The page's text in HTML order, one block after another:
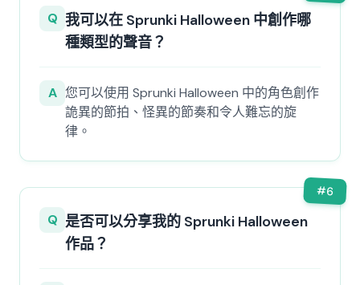
Q 我可以在 Sprunki Halloween 中創作哪
種類型的聲音？
A 您可以使用 Sprunki Halloween 中的角色創作
詭異的節拍、怪異的節奏和令人難忘的旋
律。
#6
Q 是否可以分享我的 Sprunki Halloween
作品？